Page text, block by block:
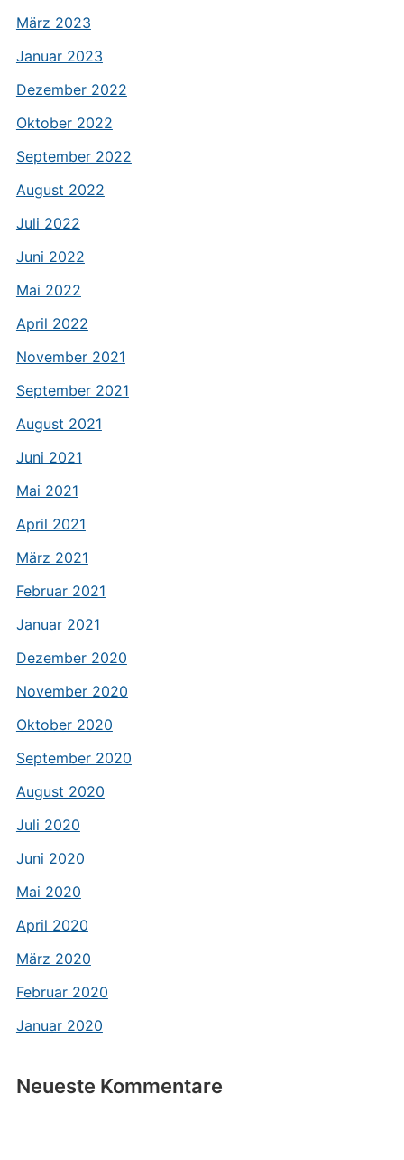
März 2023
Januar 2023
Dezember 2022
Oktober 2022
September 2022
August 2022
Juli 2022
Juni 2022
Mai 2022
April 2022
November 2021
September 2021
August 2021
Juni 2021
Mai 2021
April 2021
März 2021
Februar 2021
Januar 2021
Dezember 2020
November 2020
Oktober 2020
September 2020
August 2020
Juli 2020
Juni 2020
Mai 2020
April 2020
März 2020
Februar 2020
Januar 2020
Neueste Kommentare